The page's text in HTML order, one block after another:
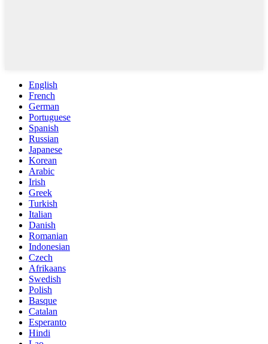
English
French
German
Portuguese
Spanish
Russian
Japanese
Korean
Arabic
Irish
Greek
Turkish
Italian
Danish
Romanian
Indonesian
Czech
Afrikaans
Swedish
Polish
Basque
Catalan
Esperanto
Hindi